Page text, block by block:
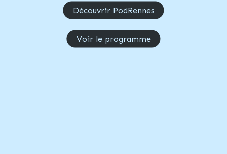
Découvrir PodRennes
Voir le programme